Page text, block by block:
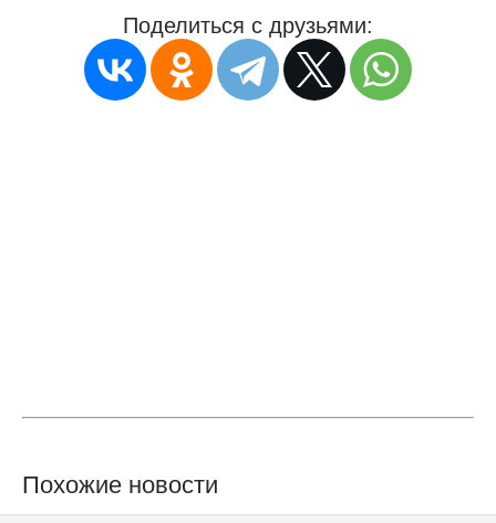
Поделиться с друзьями:
Похожие новости